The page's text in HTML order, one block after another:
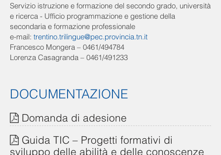
Servizio istruzione e formazione del secondo grado, università
e ricerca - Ufficio programmazione e gestione della
secondaria e formazione professionale
e-mail: trentino.trilingue@pec.provincia.tn.it
Francesco Mongera – 0461/494784
Lorenza Casagranda – 0461/491233
DOCUMENTAZIONE
Domanda di adesione
Guida TIC – Progetti formativi di
sviluppo delle abilità e delle conoscenze